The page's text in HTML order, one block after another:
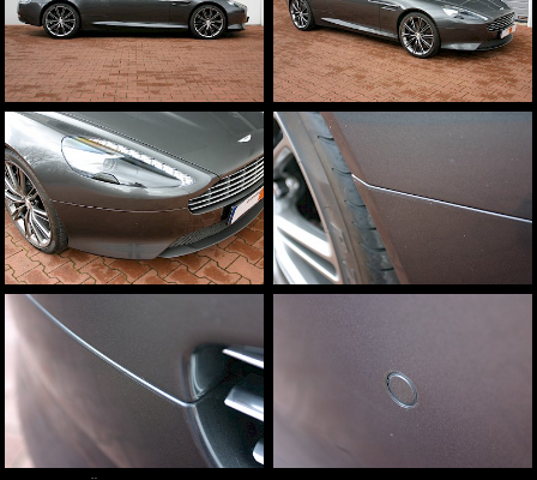
weitere Marken
Fahrzeugbeschriftungen
Beschriftungen und Schilder
Sichtschutz
Sonnenschutz
Infrastruktur